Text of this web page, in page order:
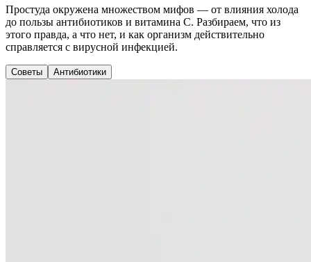
Простуда окружена множеством мифов — от влияния холода
до пользы антибиотиков и витамина C. Разбираем, что из
этого правда, а что нет, и как организм действительно
справляется с вирусной инфекцией.
Советы Антибиотики